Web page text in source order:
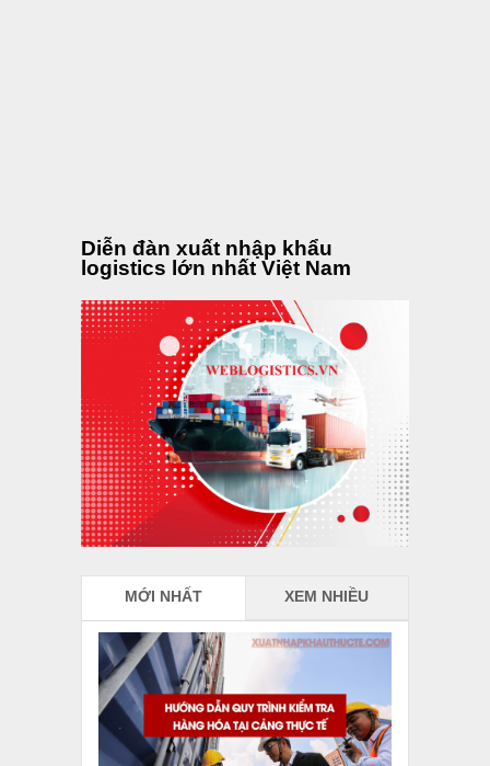
Hướng Dẫn Quy Trình Kiểm Tra Hàng
Hóa Tại Cảng Thực Tế
Kiểm tra hàng hóa tại cảng là một bước rất
quan trọng trong quá trình xuất nhập khẩu,
đảm bảo...